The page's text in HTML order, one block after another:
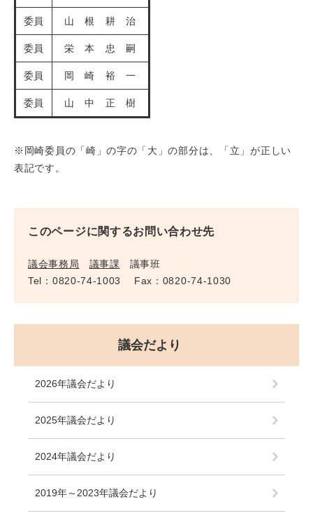
委員 山 根 耕 治
委員 栄 本 忠 嗣
委員 岡 崎 裕 一
委員 山 中 正 樹
※岡崎委員の「崎」の字の「大」の部分は、「立」が正しい
表記です。
このページに関するお問い合わせ先
議会事務局 議事課
議事班
Tel：0820-74-1003
Fax：0820-74-1030
議会だより
2026年議会だより
2025年議会だより
2024年議会だより
2019年～2023年議会だより